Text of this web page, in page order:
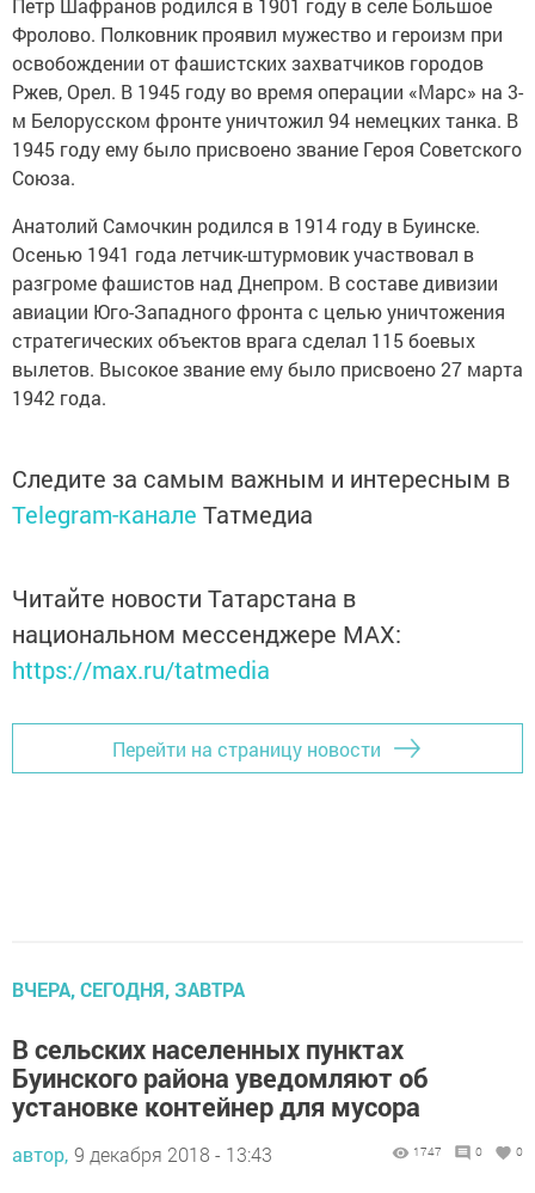
Петр Шафранов родился в 1901 году в селе Большое
Фролово. Полковник проявил мужество и героизм при
освобождении от фашистских захватчиков городов
Ржев, Орел. В 1945 году во время операции «Марс» на 3-
м Белорусском фронте уничтожил 94 немецких танка. В
1945 году ему было присвоено звание Героя Советского
Союза.
Анатолий Самочкин родился в 1914 году в Буинске.
Осенью 1941 года летчик-штурмовик участвовал в
разгроме фашистов над Днепром. В составе дивизии
авиации Юго-Западного фронта с целью уничтожения
стратегических объектов врага сделал 115 боевых
вылетов. Высокое звание ему было присвоено 27 марта
1942 года.
Следите за самым важным и интересным в
Telegram-канале Татмедиа
Читайте новости Татарстана в
национальном мессенджере MАХ:
https://max.ru/tatmedia
Перейти на страницу новости
ВЧЕРА, СЕГОДНЯ, ЗАВТРА
В сельских населенных пунктах
Буинского района уведомляют об
установке контейнер для мусора
автор, 9 декабря 2018 - 13:43 1747 0 0